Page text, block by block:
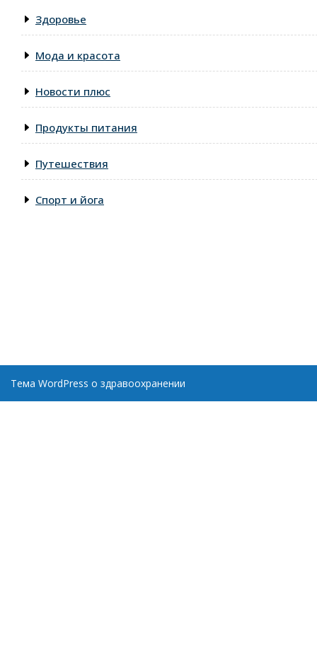
Здоровье
Мода и красота
Новости плюс
Продукты питания
Путешествия
Спорт и йога
Тема WordPress о здравоохранении